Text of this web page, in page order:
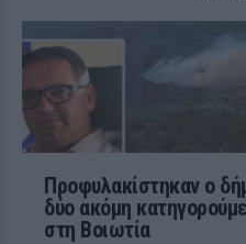
Προφυλακίστηκαν ο
δύο ακόμη
στη Βοιωτία